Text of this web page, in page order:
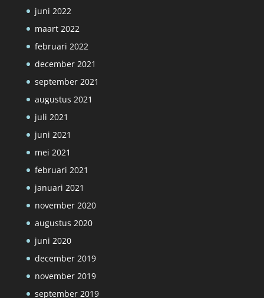
juni 2022
maart 2022
februari 2022
december 2021
september 2021
augustus 2021
juli 2021
juni 2021
mei 2021
februari 2021
januari 2021
november 2020
augustus 2020
juni 2020
december 2019
november 2019
september 2019